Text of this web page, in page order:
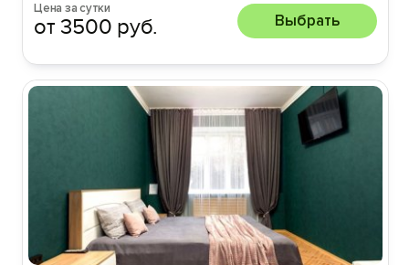
Цена за сутки
от 3500 руб. Выбрать